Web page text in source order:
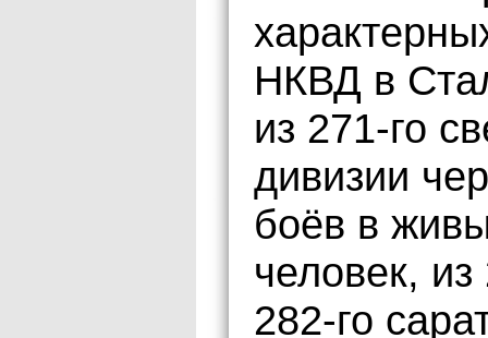
НКВД в
из 271-го
дивизии
боёв в
человек,
282-го